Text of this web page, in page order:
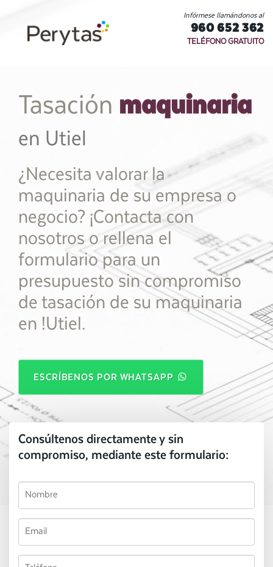
Infórmese llamándonos al
960 652 362
TELÉFONO GRATUITO
Tasación maquinaria
en Utiel
¿Necesita valorar la
maquinaria de su empresa o
negocio? ¡Contacta con
nosotros o rellena el
formulario para un
presupuesto sin compromiso
de tasación de su maquinaria
en !Utiel.
ESCRÍBENOS POR WHATSAPP
Consúltenos directamente y sin
compromiso, mediante este formulario: